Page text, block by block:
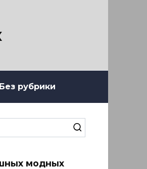
Без рубрики
модных